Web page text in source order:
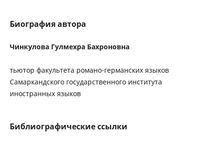
Биография автора
Чинкулова Гулмехра Бахроновна
тьютор факультета романо-германских языков
Самаркандского государственного института
иностранных языков
Библиографические ссылки